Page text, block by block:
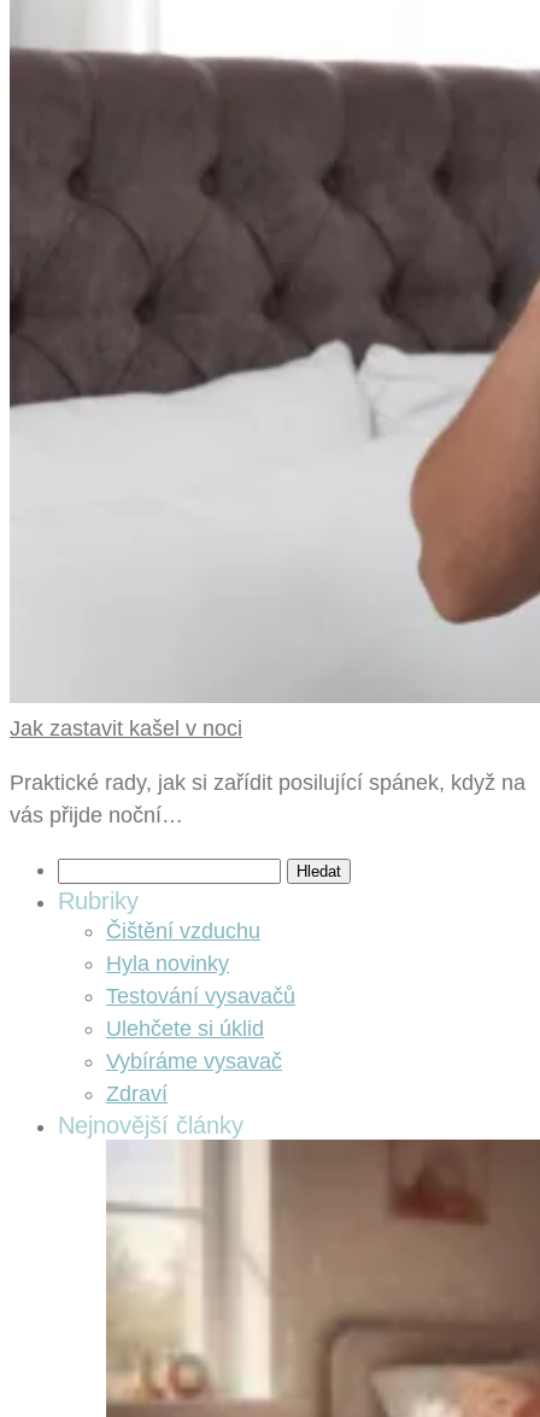
Jak zastavit kašel v noci
Praktické rady, jak si zařídit posilující spánek, když na
vás přijde noční…
Rubriky
Čištění vzduchu
Hyla novinky
Testování vysavačů
Ulehčete si úklid
Vybíráme vysavač
Zdraví
Nejnovější články